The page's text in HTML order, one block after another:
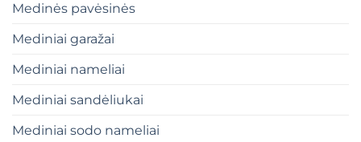
Medinės pavėsinės
Mediniai garažai
Mediniai nameliai
Mediniai sandėliukai
Mediniai sodo nameliai